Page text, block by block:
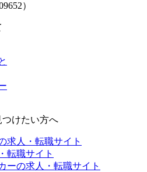
）
けたい方へ
求人・転職サイト
転職サイト
ーの求人・転職サイト